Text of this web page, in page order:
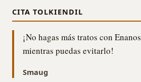
CITA TOLKIENDIL
¡No hagas más tratos con Enanos
mientras puedas evitarlo!
Smaug